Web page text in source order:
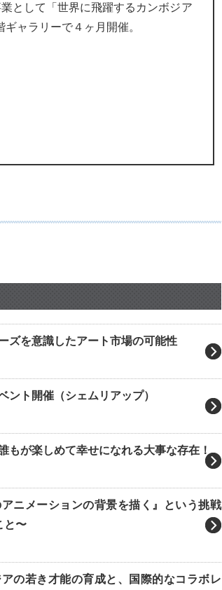
として「世界に飛躍するカンボジア
ャラリーで４ヶ月開催。
ズを意識したアート市場の可能性
ト開催（シェムリアップ）
もが楽しめて幸せになれる大事な存在！
ニメーションの背景を描く』という挑戦
と〜
の若き才能の育成と、国際的なコラボレ